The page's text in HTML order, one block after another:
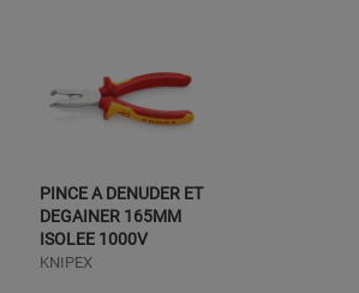
PINCE A DENUDER ET
DEGAINER 165MM
ISOLEE 1000V
KNIPEX